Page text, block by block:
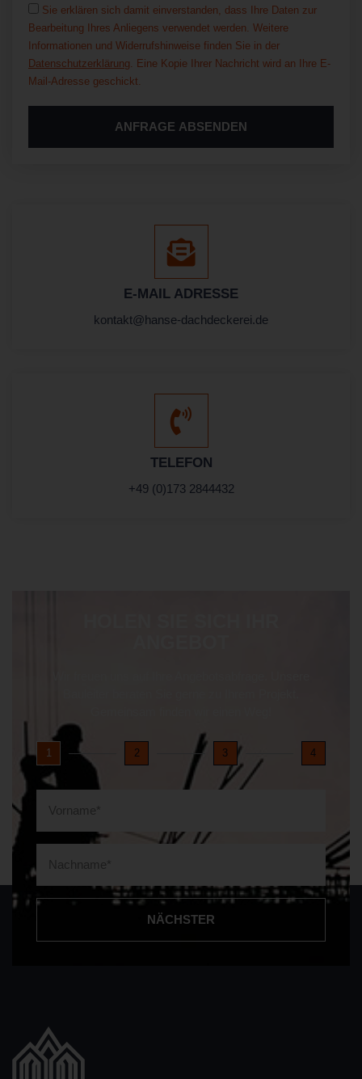
Sie erklären sich damit einverstanden, dass Ihre Daten zur
Bearbeitung Ihres Anliegens verwendet werden. Weitere
Informationen und Widerrufshinweise finden Sie in der
Datenschutzerklärung. Eine Kopie Ihrer Nachricht wird an Ihre E-
Mail-Adresse geschickt.
ANFRAGE ABSENDEN
E-MAIL ADRESSE
kontakt@hanse-dachdeckerei.de
TELEFON
+49 (0)173 2844432
1 2 3 4
NÄCHSTER